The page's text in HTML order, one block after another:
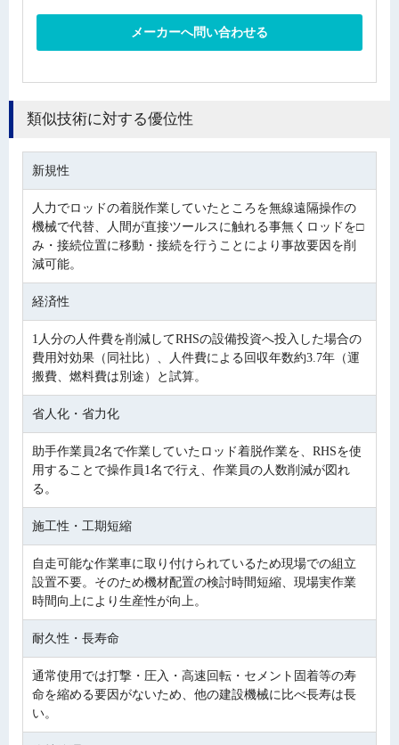
メーカーへ問い合わせる
類似技術に対する優位性
新規性
人力でロッドの着脱作業していたところを無線遠隔操作の
機械で代替、人間が直接ツールスに触れる事無くロッドを□
み・接続位置に移動・接続を行うことにより事故要因を削
減可能。
経済性
1人分の人件費を削減してRHSの設備投資へ投入した場合の
費用対効果（同社比）、人件費による回収年数約3.7年（運
搬費、燃料費は別途）と試算。
省人化・省力化
助手作業員2名で作業していたロッド着脱作業を、RHSを使
用することで操作員1名で行え、作業員の人数削減が図れ
る。
施工性・工期短縮
自走可能な作業車に取り付けられているため現場での組立
設置不要。そのため機材配置の検討時間短縮、現場実作業
時間向上により生産性が向上。
耐久性・長寿命
通常使用では打撃・圧入・高速回転・セメント固着等の寿
命を縮める要因がないため、他の建設機械に比べ長寿は長
い。